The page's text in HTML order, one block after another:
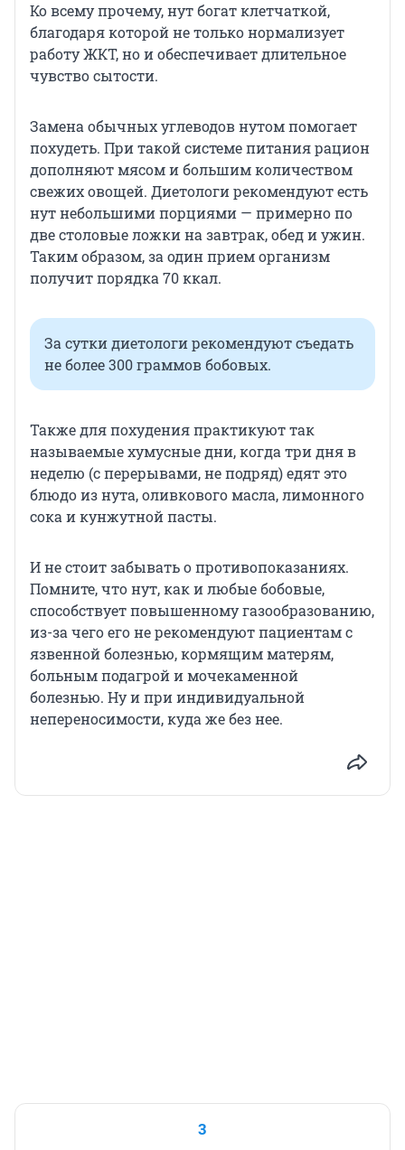
Ко всему прочему, нут богат клетчаткой,
благодаря которой не только нормализует
работу ЖКТ, но и обеспечивает длительное
чувство сытости.
Замена обычных углеводов нутом помогает
похудеть. При такой системе питания рацион
дополняют мясом и большим количеством
свежих овощей. Диетологи рекомендуют есть
нут небольшими порциями — примерно по
две столовые ложки на завтрак, обед и ужин.
Таким образом, за один прием организм
получит порядка 70 ккал.
За сутки диетологи рекомендуют съедать
не более 300 граммов бобовых.
Также для похудения практикуют так
называемые хумусные дни, когда три дня в
неделю (с перерывами, не подряд) едят это
блюдо из нута, оливкового масла, лимонного
сока и кунжутной пасты.
И не стоит забывать о противопоказаниях.
Помните, что нут, как и любые бобовые,
способствует повышенному газообразованию,
из-за чего его не рекомендуют пациентам с
язвенной болезнью, кормящим матерям,
больным подагрой и мочекаменной
болезнью. Ну и при индивидуальной
непереносимости, куда же без нее.
3